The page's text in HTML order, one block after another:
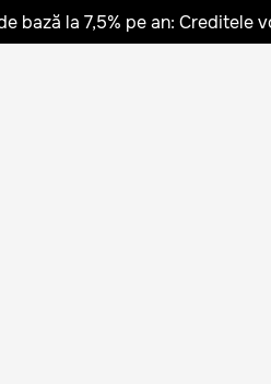
bază la 7,5% pe an: Creditele